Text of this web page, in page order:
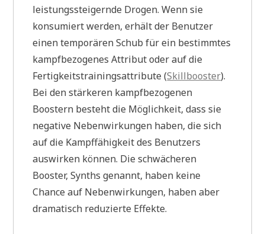
leistungssteigernde Drogen. Wenn sie
konsumiert werden, erhält der Benutzer
einen temporären Schub für ein bestimmtes
kampfbezogenes Attribut oder auf die
Fertigkeitstrainingsattribute (Skillbooster).
Bei den stärkeren kampfbezogenen
Boostern besteht die Möglichkeit, dass sie
negative Nebenwirkungen haben, die sich
auf die Kampffähigkeit des Benutzers
auswirken können. Die schwächeren
Booster, Synths genannt, haben keine
Chance auf Nebenwirkungen, haben aber
dramatisch reduzierte Effekte.